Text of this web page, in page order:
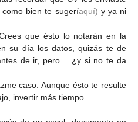
bien te sugeríaquí) y ya ni
que ésto lo notarán en la
su día los datos, quizás te de
de ir, pero… ¿y si no te da
caso. Aunque ésto te resulte
invertir más tiempo…